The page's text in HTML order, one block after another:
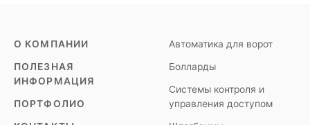
О КОМПАНИИ
ПОЛЕЗНАЯ
ИНФОРМАЦИЯ
ПОРТФОЛИО
Автоматика для ворот
Болларды
Системы контроля и
управления доступом